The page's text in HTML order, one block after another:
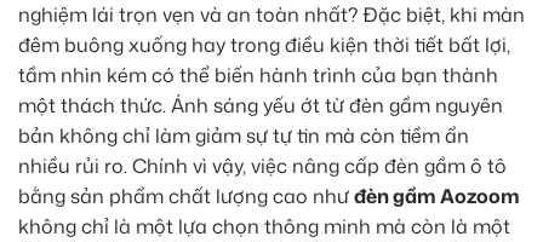
nghiệm lái trọn vẹn và an toàn nhất? Đặc biệt, khi màn
đêm buông xuống hay trong điều kiện thời tiết bất lợi,
tầm nhìn kém có thể biến hành trình của bạn thành
một thách thức. Ánh sáng yếu ớt từ đèn gầm nguyên
bản không chỉ làm giảm sự tự tin mà còn tiềm ẩn
nhiều rủi ro. Chính vì vậy, việc nâng cấp đèn gầm ô tô
bằng sản phẩm chất lượng cao nhưđèn gầm Aozoom
không chỉ là một lựa chọn thông minh mà còn là một